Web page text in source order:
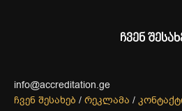
ჩვენ
info@accreditation.ge
ჩვენ შესახებ / რეკლამა /